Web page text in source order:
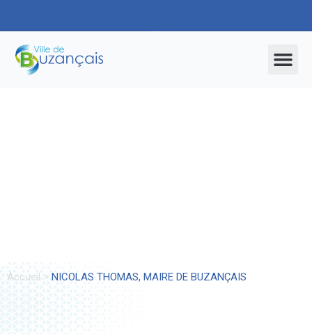
Accueil>NICOLAS THOMAS, MAIRE DE BUZANÇAIS